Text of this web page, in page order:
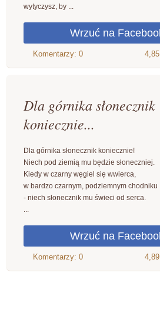
wytyczysz, by ...
4,85
Dla górnika słonecznik
koniecznie...
Dla górnika słonecznik koniecznie!
Niech pod ziemią mu będzie słoneczniej.
Kiedy w czarny węgiel się wwierca,
w bardzo czarnym, podziemnym chodniku
- niech słonecznik mu świeci od serca.
...
4,89